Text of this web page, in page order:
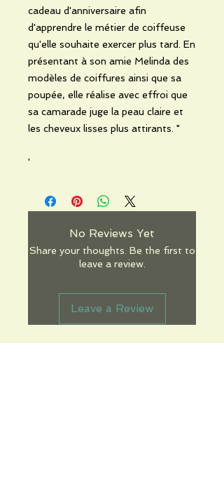
cadeau d'anniversaire afin
d'apprendre le métier de coiffeuse
qu'elle souhaite exercer plus tard. En
présentant à son amie Melinda des
modèles de coiffures ainsi que sa
poupée, elle réalise avec effroi que
sa camarade juge la peau claire et
les cheveux lisses plus attirants. "
'
No Reviews Yet
Share your thoughts. Be the first to
leave a review.
Leave a Review